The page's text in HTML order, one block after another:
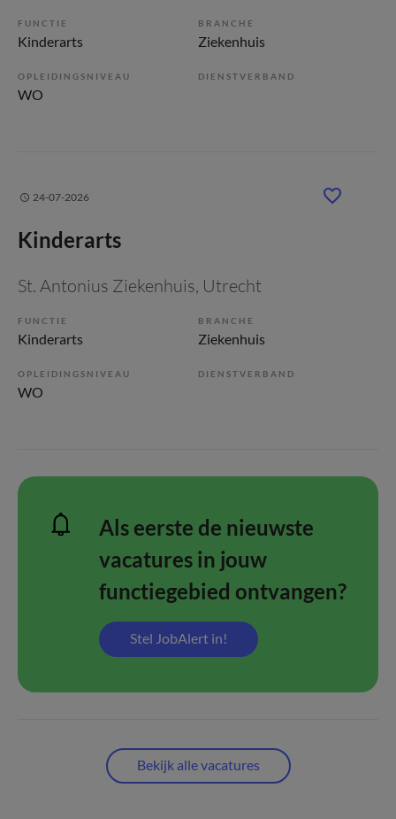
FUNCTIE
Kinderarts
BRANCHE
Ziekenhuis
OPLEIDINGSNIVEAU
WO
DIENSTVERBAND
24-07-2026
Kinderarts
St. Antonius Ziekenhuis, Utrecht
FUNCTIE
Kinderarts
BRANCHE
Ziekenhuis
OPLEIDINGSNIVEAU
WO
DIENSTVERBAND
Als eerste de nieuwste
vacatures in jouw
functiegebied ontvangen?
Stel JobAlert in!
Bekijk alle vacatures